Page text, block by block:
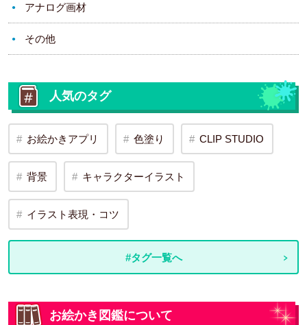
アナログ画材
その他
人気のタグ
お絵かきアプリ 色塗り CLIP STUDIO
背景 キャラクターイラスト
イラスト表現・コツ
#タグ一覧へ
お絵かき図鑑について